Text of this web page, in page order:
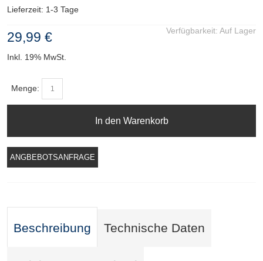
Lieferzeit: 1-3 Tage
Verfügbarkeit: Auf Lager
29,99 €
Inkl. 19% MwSt.
Menge:
In den Warenkorb
ANGBEBOTSANFRAGE
Beschreibung Technische Daten